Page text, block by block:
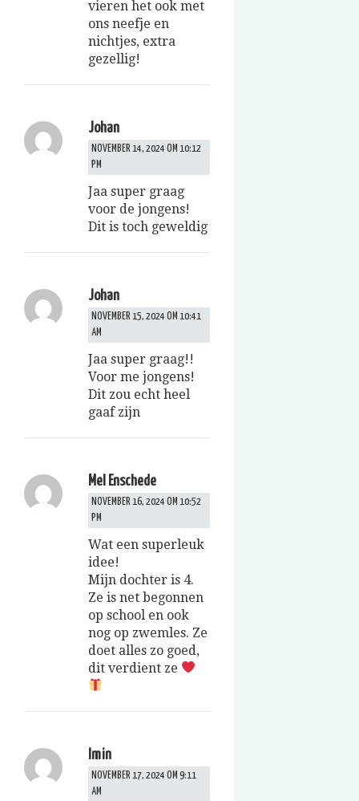
vieren het ook met
ons neefje en
nichtjes, extra
gezellig!
Johan
NOVEMBER 14, 2024 OM 10:12
PM
Jaa super graag
voor de jongens!
Dit is toch geweldig
Johan
NOVEMBER 15, 2024 OM 10:41
AM
Jaa super graag!!
Voor me jongens!
Dit zou echt heel
gaaf zijn
Mel Enschede
NOVEMBER 16, 2024 OM 10:52
PM
Wat een superleuk
idee!
Mijn dochter is 4.
Ze is net begonnen
op school en ook
nog op zwemles. Ze
doet alles zo goed,
dit verdient ze
Imin
NOVEMBER 17, 2024 OM 9:11
AM